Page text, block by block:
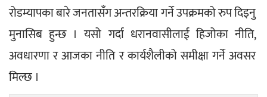
रोडम्यापका बारे जनतासँग अन्तरक्रिया गर्ने उपक्रमको रुप दिइनु
मुनासिब हुन्छ । यसो गर्दा धरानवासीलाई हिजोका नीति,
अवधारणा र आजका नीति र कार्यशैलीको समीक्षा गर्ने अवसर
मिल्छ ।